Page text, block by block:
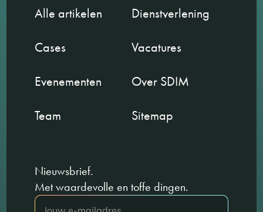
Alle artikelen
Dienstverlening
Cases
Vacatures
Evenementen
Over SDIM
Team
Sitemap
Nieuwsbrief.
Met waardevolle en toffe dingen.